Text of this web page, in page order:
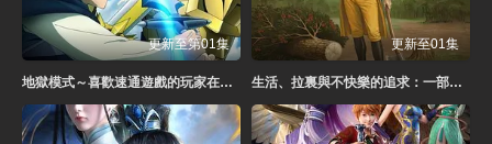
更新至第01集
地獄模式～喜歡速通遊戲的玩家在廢設定異世界無雙～第二季
更新至01集
生活、拉裏與不快樂的追求：一部美國史